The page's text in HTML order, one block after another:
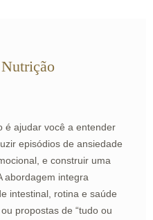
é ajudar você a entender
episódios de ansiedade
e construir uma
abordagem integra
intestinal, rotina e saúde
propostas de “tudo ou